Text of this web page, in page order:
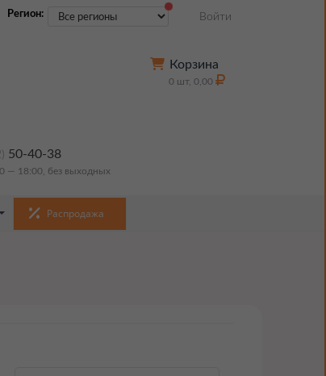
Регион: Войти
Корзина
0 шт, 0,00
50-40-38
— 18:00, без выходных
Распродажа